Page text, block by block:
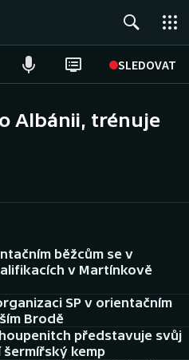
SLEDOVAT
Albánii, trénuje
běžcům se v
v Martínkově
SP v orientačním
Brodě
představuje svůj
šermířský kemp